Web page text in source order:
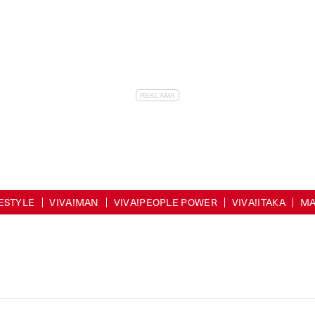
VIVA!MAN VIVA!PEOPLE POWER VIVA!ITAKA